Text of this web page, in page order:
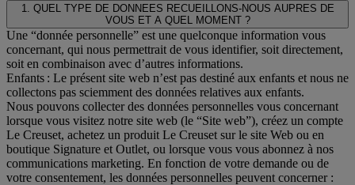
1. QUEL TYPE DE DONNEES RECUEILLONS-NOUS AUPRES DE
VOUS ET A QUEL MOMENT ?
Une “donnée personnelle” est une quelconque information vous
concernant, qui nous permettrait de vous identifier, soit directement,
soit en combinaison avec d’autres informations.
Enfants : Le présent site web n’est pas destiné aux enfants et nous ne
collectons pas sciemment des données relatives aux enfants.
Nous pouvons collecter des données personnelles vous concernant
lorsque vous visitez notre site web (le “Site web”), créez un compte
Le Creuset, achetez un produit Le Creuset sur le site Web ou en
boutique Signature et Outlet, ou lorsque vous vous abonnez à nos
communications marketing. En fonction de votre demande ou de
votre consentement, les données personnelles peuvent concerner :